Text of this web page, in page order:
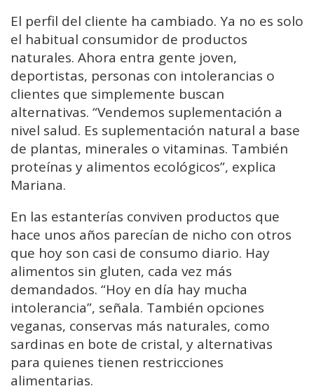
El perfil del cliente ha cambiado. Ya no es solo
el habitual consumidor de productos
naturales. Ahora entra gente joven,
deportistas, personas con intolerancias o
clientes que simplemente buscan
alternativas. “Vendemos suplementación a
nivel salud. Es suplementación natural a base
de plantas, minerales o vitaminas. También
proteínas y alimentos ecológicos”, explica
Mariana.
En las estanterías conviven productos que
hace unos años parecían de nicho con otros
que hoy son casi de consumo diario. Hay
alimentos sin gluten, cada vez más
demandados. “Hoy en día hay mucha
intolerancia”, señala. También opciones
veganas, conservas más naturales, como
sardinas en bote de cristal, y alternativas
para quienes tienen restricciones
alimentarias.